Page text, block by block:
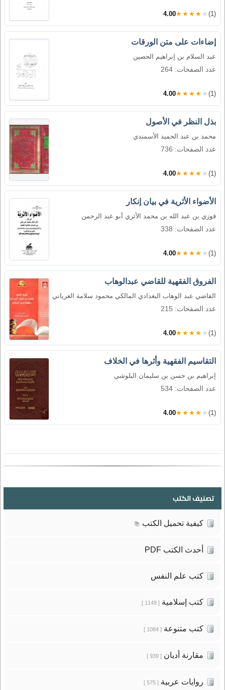
4.00★★★★★ (1)
إضاءات على متن الورقات
عبد السلام بن إبراهيم الحصين
عدد الصفحات: 264
4.00★★★★★ (1)
بذل النظر في الأصول
محمد بن عبد الحميد الأسمندي
عدد الصفحات: 736
4.00★★★★★ (1)
الأضواء الأثرية في بيان إنكار
فوزي بن عبد الله بن محمد الأثري أبو عبد الرحمن
عدد الصفحات: 338
4.00★★★★★ (1)
الفروق الفقهية للقاضي عبدالوهاب
القاضي عبد الوهاب البغدادي المالكي محمود سلامة الغرياني
عدد الصفحات: 215
4.00★★★★★ (1)
التقاسيم الفقهية وأثرها في الخلاف
إبراهيم بن حسن بن سليمان البلوشي
عدد الصفحات: 534
4.00★★★★★ (1)
تصنيف الكتب
كيفية تحميل الكتب 📚
أحدث الكتب PDF
كتب علم النفس
كتب إسلامية[ 1149 ]
كتب متنوعة[ 1084 ]
مقارنة أديان[ 939 ]
روايات عربية[ 575 ]